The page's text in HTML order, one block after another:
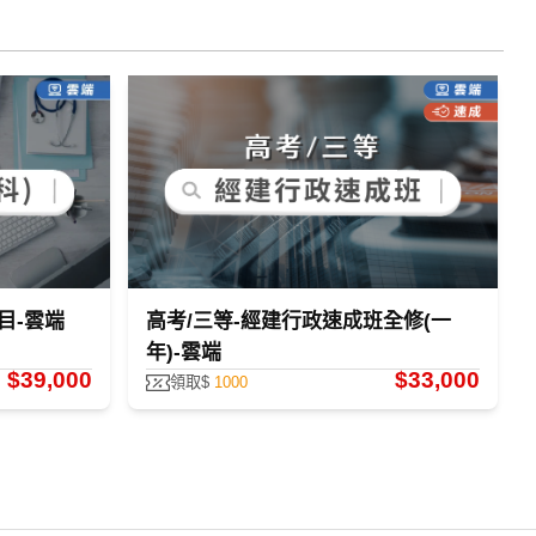
-雲端
$39,000
高考/三等-經建行政速成班全修(一
年)-雲端
領取$ 1000 $33,000